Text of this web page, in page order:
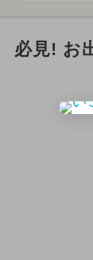
必見! お